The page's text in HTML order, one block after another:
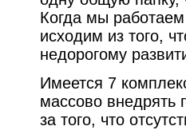
Когда мы
исходим из того,
недорогому
Имеется 7
массово внедрять
за того, что